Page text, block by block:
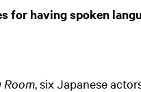
for having spoken
Room, six Japanese